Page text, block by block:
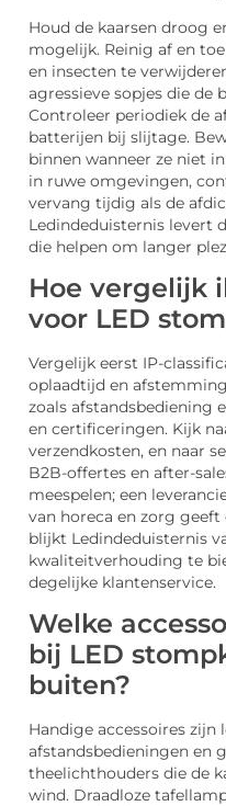
Houd de kaarsen droog
mogelijk. Reinig af en
en insecten te
agressieve sopjes die de
Controleer periodiek de
batterijen bij slijtage.
binnen wanneer ze niet
in ruwe omgevingen,
vervang tijdig als de
Ledindeduisternis levert
die helpen om langer
Hoe vergelijk
voor LED
Vergelijk eerst IP-
oplaadtijd en
zoals afstandsbediening
en certificeringen. Kijk
verzendkosten, en naar
B2B-offertes en after-
meespelen; een
van horeca en zorg
blijkt Ledindeduisternis
kwaliteitverhouding te
degelijke klantenservice.
Welke
bij LED
buiten?
Handige accessoires zijn
afstandsbedieningen en
theelichthouders die de
wind. Draadloze